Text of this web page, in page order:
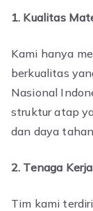
1. Kualitas
Kami hanya
berkualitas
Nasional
struktur atap
dan daya
2. Tenaga
Tim kami